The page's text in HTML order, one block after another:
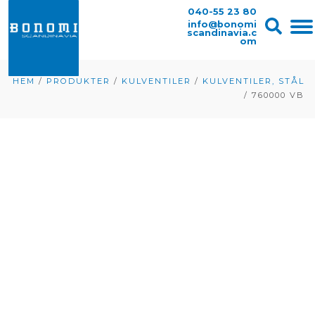
040-55 23 80
info@bonomi
scandinavia.c
om
HEM / PRODUKTER / KULVENTILER / KULVENTILER, STÅL
/ 760000 VB